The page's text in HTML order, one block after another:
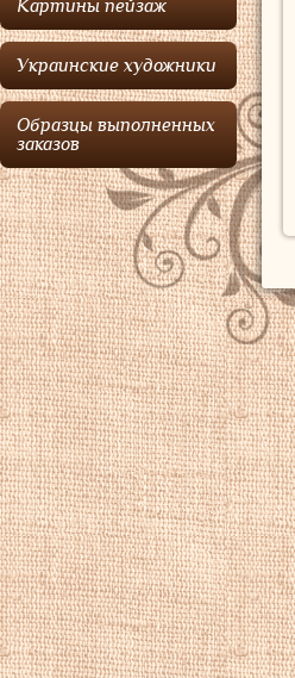
Картины пейзаж
Украинские художники
Образцы выполненных
заказов